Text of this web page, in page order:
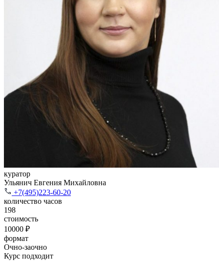
куратор
Ульянич Евгения Михайловна
+7(495)223-60-20
количество часов
198
стоимость
10000 ₽
формат
Очно-заочно
Курс подходит